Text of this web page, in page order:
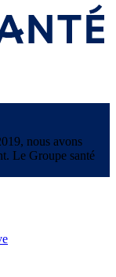
nous avons
Le Groupe santé